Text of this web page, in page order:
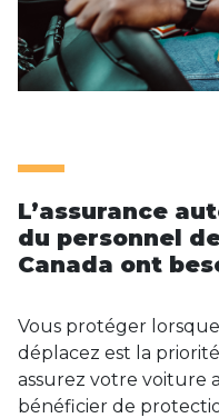
L’assurance
du personnel
Canada ont
Vous protéger
déplacez est la
assurez votre voiture
bénéficier de